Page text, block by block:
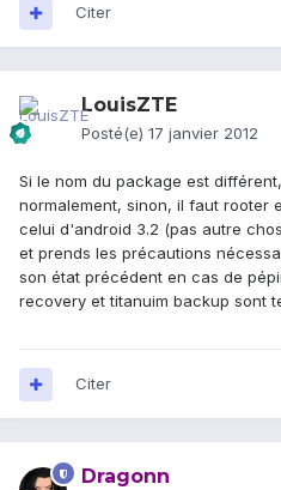
Citer
LouisZTE
Posté(e) 17 janvier 2012
Si le nom du package est
normalement, sinon, il faut rooter
celui d'android 3.2 (pas autre
et prends les précautions
son état précédent en cas de
recovery et titanuim backup sont
Citer
Dragonn